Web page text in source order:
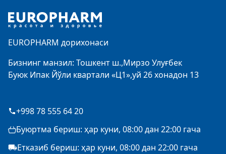
EUROPHARM дорихонаси
Бизнинг манзил: Тошкент ш.,Мирзо Улуғбек
Буюк Ипак Йўли квартали «Ц1»,уй 26 хонадон 13
+998 78 555 64 20
Буюртма бериш: ҳар куни, 08:00 дан 22:00 гача
Етказиб бериш: ҳар куни, 08:00 дан 22:00 гача